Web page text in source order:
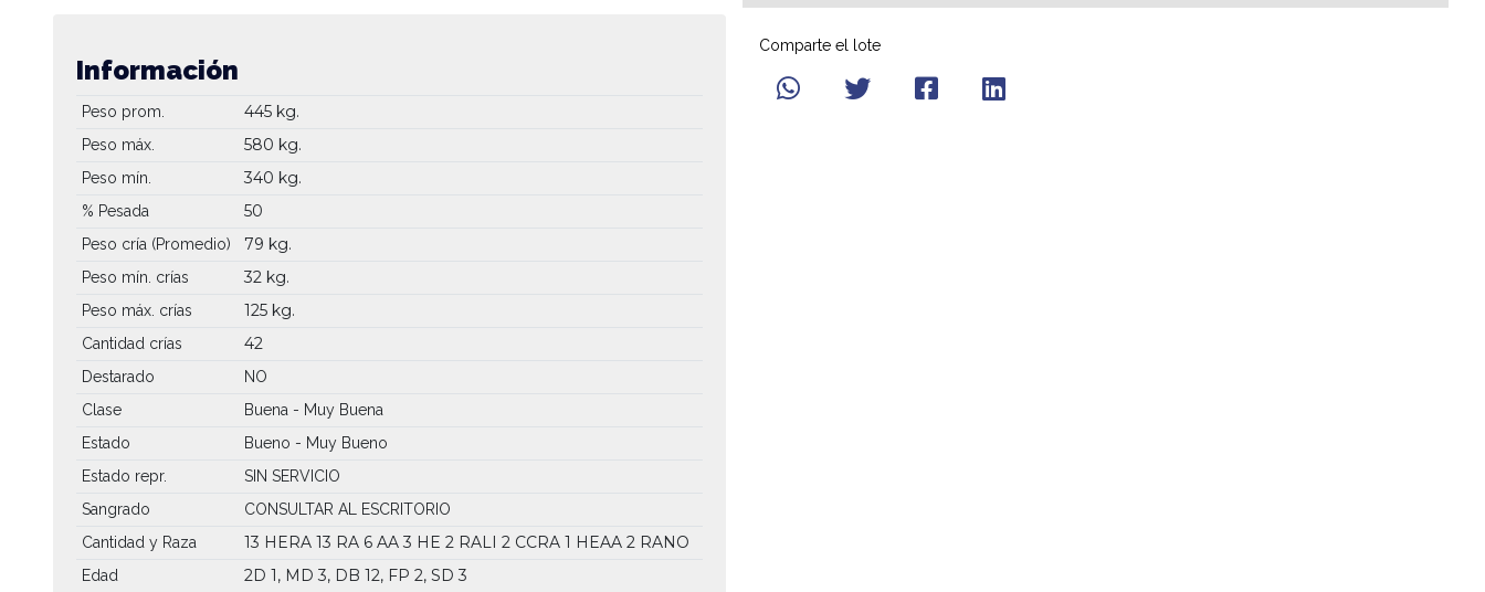
Información
Peso prom. 445 kg.
Peso máx. 580 kg.
Peso mín. 340 kg.
% Pesada 50
Peso cría (Promedio) 79 kg.
Peso mín. crías 32 kg.
Peso máx. crías 125 kg.
Cantidad crías 42
Destarado
NO
Clase
Buena - Muy Buena
Estado
Bueno - Muy Bueno
Estado repr.
SIN SERVICIO
Sangrado
CONSULTAR AL ESCRITORIO
Cantidad y Raza
13 HERA 13 RA 6 AA 3 HE 2 RALI 2 CCRA 1 HEAA 2 RANO
Edad 2D 1, MD 3, DB 12, FP 2, SD 3
Comparte el lote